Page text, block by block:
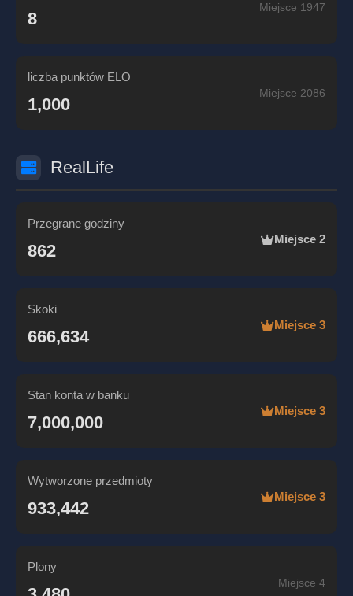
8
Miejsce 1947
liczba punktów ELO
1,000
Miejsce 2086
RealLife
Przegrane godziny
862
Miejsce 2
Skoki
666,634
Miejsce 3
Stan konta w banku
7,000,000
Miejsce 3
Wytworzone przedmioty
933,442
Miejsce 3
Plony
Miejsce 4